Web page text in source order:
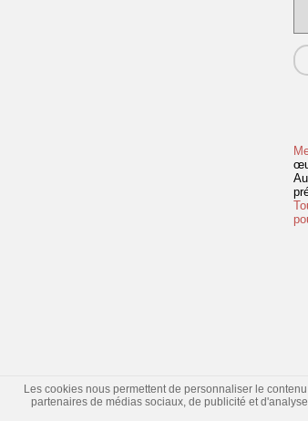
Les cookies nous permettent de personnaliser le
partenaires de médias sociaux, de publicité et